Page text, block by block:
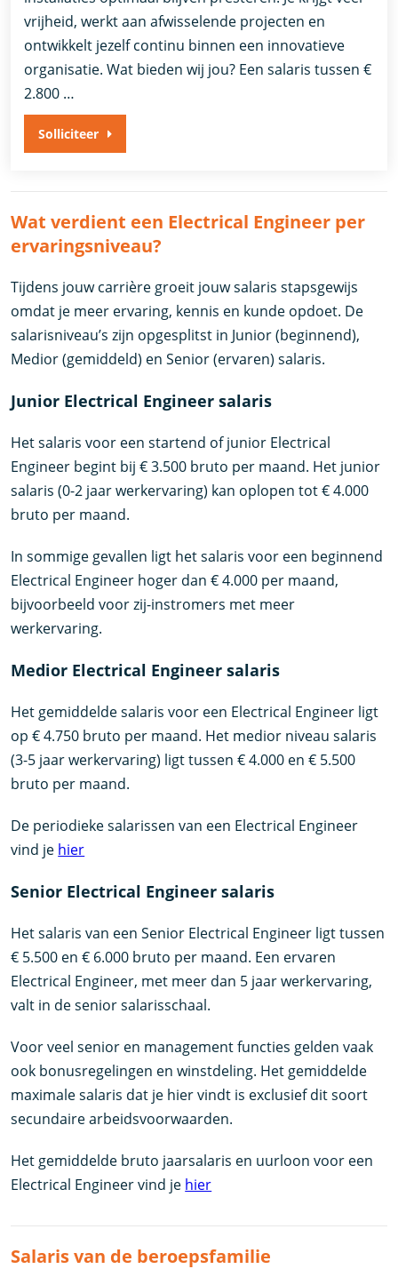
vrijheid, werkt aan afwisselende projecten en
ontwikkelt jezelf continu binnen een innovatieve
organisatie. Wat bieden wij jou? Een salaris tussen €
2.800 …
Solliciteer
Wat verdient een Electrical Engineer per
ervaringsniveau?
Tijdens jouw carrière groeit jouw salaris stapsgewijs
omdat je meer ervaring, kennis en kunde opdoet. De
salarisniveau’s zijn opgesplitst in Junior (beginnend),
Medior (gemiddeld) en Senior (ervaren) salaris.
Junior Electrical Engineer salaris
Het salaris voor een startend of junior Electrical
Engineer begint bij € 3.500 bruto per maand. Het junior
salaris (0-2 jaar werkervaring) kan oplopen tot € 4.000
bruto per maand.
In sommige gevallen ligt het salaris voor een beginnend
Electrical Engineer hoger dan € 4.000 per maand,
bijvoorbeeld voor zij-instromers met meer
werkervaring.
Medior Electrical Engineer salaris
Het gemiddelde salaris voor een Electrical Engineer ligt
op € 4.750 bruto per maand. Het medior niveau salaris
(3-5 jaar werkervaring) ligt tussen € 4.000 en € 5.500
bruto per maand.
De periodieke salarissen van een Electrical Engineer
vind je hier
Senior Electrical Engineer salaris
Het salaris van een Senior Electrical Engineer ligt tussen
€ 5.500 en € 6.000 bruto per maand. Een ervaren
Electrical Engineer, met meer dan 5 jaar werkervaring,
valt in de senior salarisschaal.
Voor veel senior en management functies gelden vaak
ook bonusregelingen en winstdeling. Het gemiddelde
maximale salaris dat je hier vindt is exclusief dit soort
secundaire arbeidsvoorwaarden.
Het gemiddelde bruto jaarsalaris en uurloon voor een
Electrical Engineer vind je hier
Salaris van de beroepsfamilie